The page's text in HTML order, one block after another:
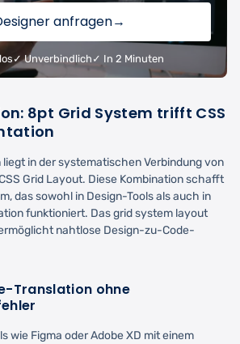
anfragen→
✓ Unverbindlich ✓ In 2 Minuten
8pt Grid System trifft CSS
in der systematischen Verbindung von
Grid Layout. Diese Kombination schafft
das sowohl in Design-Tools als auch in
funktioniert. Das grid system layout
nahtlose Design-zu-Code-
Translation ohne
wie Figma oder Adobe XD mit einem